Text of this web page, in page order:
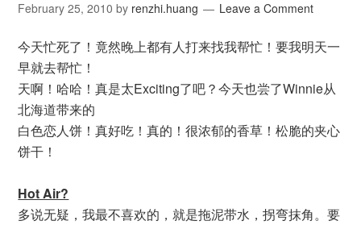
February 25, 2010 by renzhi.huang Leave a Comment
今天忙死了！竟然晚上都有人打来找我帮忙！要我明天一
早就去帮忙！
天啊！哈哈！真是太Exciting了吧？今天也尝了Winnie从
北海道带来的
白色恋人饼！真好吃！真的！很浓郁的香草！松脆的夹心
饼干！
Hot Air?
多说无疑，我最不喜欢的，就是拖泥带水，拐弯抹角。要